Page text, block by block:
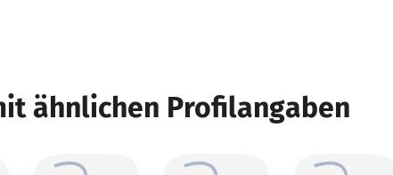
ähnlichen Profilangaben